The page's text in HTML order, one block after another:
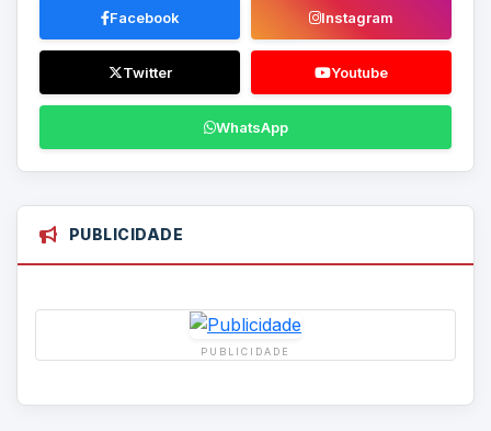
Facebook Instagram
Twitter Youtube
WhatsApp
PUBLICIDADE
PUBLICIDADE